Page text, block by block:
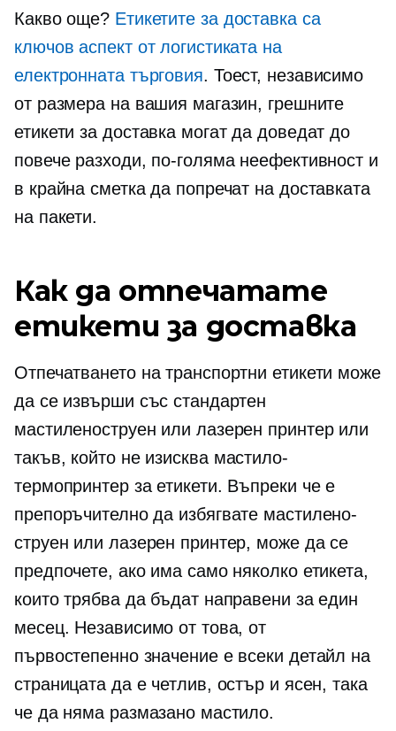
Какво още? Етикетите за доставка са
ключов аспект от логистиката на
електронната търговия. Тоест, независимо
от размера на вашия магазин, грешните
етикети за доставка могат да доведат до
повече разходи, по-голяма неефективност и
в крайна сметка да попречат на доставката
на пакети.
Как да отпечатате
етикети за доставка
Отпечатването на транспортни етикети може
да се извърши със стандартен
мастиленоструен или лазерен принтер или
такъв, който не изисква мастило-
термопринтер за етикети. Въпреки че е
препоръчително да избягвате мастилено-
струен или лазерен принтер, може да се
предпочете, ако има само няколко етикета,
които трябва да бъдат направени за един
месец. Независимо от това, от
първостепенно значение е всеки детайл на
страницата да е четлив, остър и ясен, така
че да няма размазано мастило.